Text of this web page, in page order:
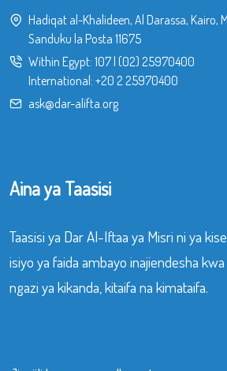
Hadiqat al-Khalideen, Al Darassa, Kairo,
Sanduku la Posta 11675
Within Egypt: 107| (02) 25970400
International: +20 2 25970400
ask@dar-alifta.org
Aina ya Taasisi
Taasisi ya Dar Al-Iftaa ya Misri ni ya
isiyo ya faida ambayo inajiendesha
ngazi ya kikanda, kitaifa na kimataifa.